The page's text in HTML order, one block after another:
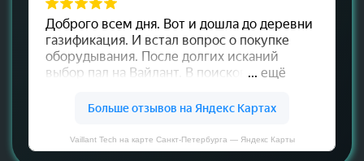
Vaillant Tech на карте Санкт‑Петербурга — Яндекс Карты